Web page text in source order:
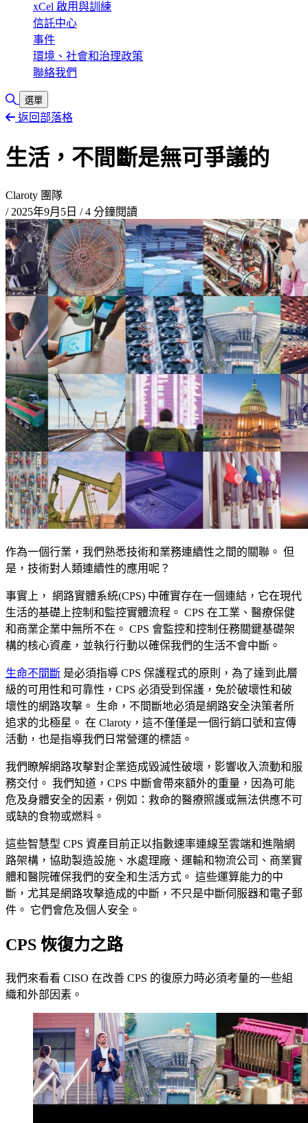
xCel 啟用與訓練
信託中心
事件
環境、社會和治理政策
聯絡我們
切換搜尋
選單
返回部落格
生活，不間斷是無可爭議的
Claroty 團隊
/ 2025年9月5日 /4 分鐘閱讀
作為一個行業，我們熟悉技術和業務連續性之間的關聯。 但
是，技術對人類連續性的應用呢？
事實上， 網路實體系統(CPS) 中確實存在一個連結，它在現代
生活的基礎上控制和監控實體流程。 CPS 在工業、醫療保健
和商業企業中無所不在。 CPS 會監控和控制任務關鍵基礎架
構的核心資產，並執行行動以確保我們的生活不會中斷。
生命不間斷 是必須指導 CPS 保護程式的原則，為了達到此層
級的可用性和可靠性，CPS 必須受到保護，免於破壞性和破
壞性的網路攻擊。 生命，不間斷地必須是網路安全決策者所
追求的北極星。 在 Claroty，這不僅僅是一個行銷口號和宣傳
活動，也是指導我們日常營運的標語。
我們瞭解網路攻擊對企業造成毀滅性破壞，影響收入流動和服
務交付。 我們知道，CPS 中斷會帶來額外的重量，因為可能
危及身體安全的因素，例如：救命的醫療照護或無法供應不可
或缺的食物或燃料。
這些智慧型 CPS 資產目前正以指數速率連線至雲端和進階網
路架構，協助製造設施、水處理廠、運輸和物流公司、商業實
體和醫院確保我們的安全和生活方式。 這些運算能力的中
斷，尤其是網路攻擊造成的中斷，不只是中斷伺服器和電子郵
件。 它們會危及個人安全。
CPS 恢復力之路
我們來看看 CISO 在改善 CPS 的復原力時必須考量的一些組
織和外部因素。